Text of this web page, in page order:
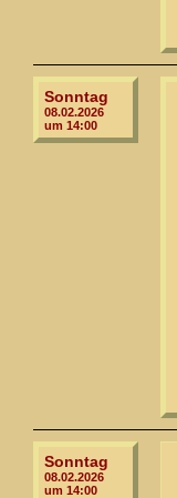
Sonntag
08.02.2026
um 14:00
Sonntag
08.02.2026
um 14:00